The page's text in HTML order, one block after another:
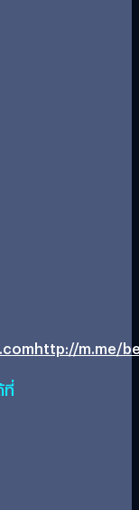
http://m.me/
ที่